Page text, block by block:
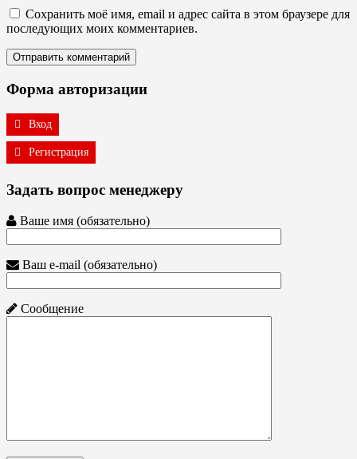
Сохранить моё имя, email и адрес сайта в этом браузере для
последующих моих комментариев.
Форма авторизации
Вход
Регистрация
Задать вопрос менеджеру
Ваше имя (обязательно)
Ваш e-mail (обязательно)
Сообщение